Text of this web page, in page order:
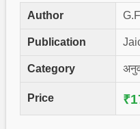
Author
Publication
Category
Price